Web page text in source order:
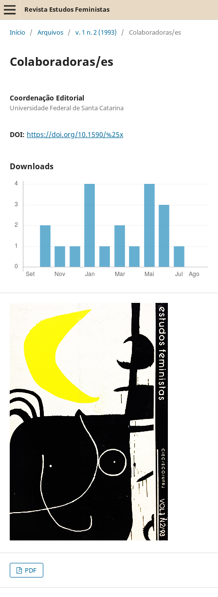
Revista Estudos Feministas
Início / Arquivos / v. 1 n. 2 (1993) / Colaboradoras/es
Colaboradoras/es
Coordenação Editorial
Universidade Federal de Santa Catarina
DOI: https://doi.org/10.1590/%25x
Downloads
PDF